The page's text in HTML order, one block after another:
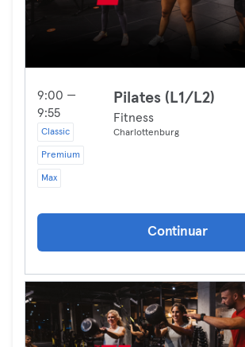
9:00 —
9:55
Classic
Premium
Max
Pilates (L1/L2)
Fitness
Charlottenburg
Continuar